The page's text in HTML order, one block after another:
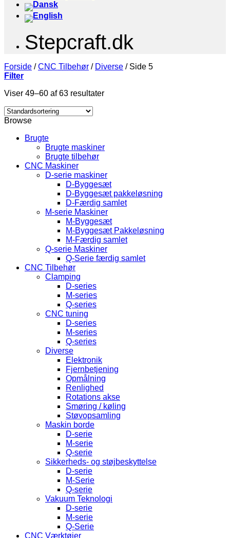
Stepcraft.dk
Forside / CNC Tilbehør / Diverse /Side 5
Filter
Viser 49–60 af 63 resultater
Browse
Brugte
Brugte maskiner
Brugte tilbehør
CNC Maskiner
D-serie maskiner
D-Byggesæt
D-Byggesæt pakkeløsning
D-Færdig samlet
M-serie Maskiner
M-Byggesæt
M-Byggesæt Pakkeløsning
M-Færdig samlet
Q-serie Maskiner
Q-Serie færdig samlet
CNC Tilbehør
Clamping
D-series
M-series
Q-series
CNC tuning
D-series
M-series
Q-series
Diverse
Elektronik
Fjernbetjening
Opmålning
Renlighed
Rotations akse
Smøring / køling
Støvopsamling
Maskin borde
D-serie
M-serie
Q-serie
Sikkerheds- og støjbeskyttelse
D-serie
M-Serie
Q-serie
Vakuum Teknologi
D-serie
M-serie
Q-Serie
CNC Værktøjer